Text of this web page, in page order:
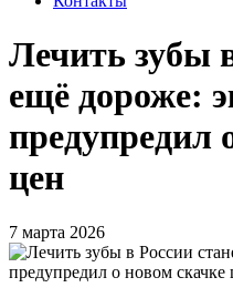
Лечить зубы
ещё дороже:
предупредил
цен
7 марта 2026